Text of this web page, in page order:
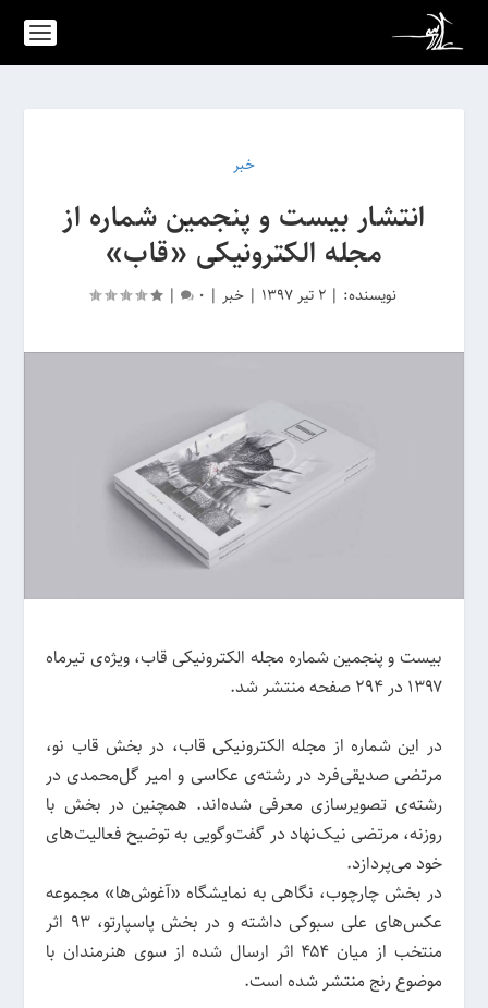
خبر
انتشار بیست و پنجمین شماره از
مجله الکترونیکی «قاب»
نویسنده: | 2 تیر 1397 | خبر |
0
|
بیست و پنجمین شماره مجله الکترونیکی قاب، ویژه‌ی تیرماه
۱۳۹۷ در ۲۹۴ صفحه منتشر شد.
در این شماره از مجله الکترونیکی قاب، در بخش قاب نو،
مرتضی صدیقی‌فرد در رشته‌ی عکاسی و امیر گل‌محمدی در
رشته‌ی تصویرسازی معرفی شده‌اند. همچنین در بخش با
روزنه، مرتضی نیک‌نهاد در گفت‌وگویی به توضیح فعالیت‌های
خود می‌پردازد.
در بخش چارچوب، نگاهی به نمایشگاه «آغوش‌ها» مجموعه
عکس‌های علی سبوکی داشته و در بخش پاسپارتو، ۹۳ اثر
منتخب از میان ۴۵۴ اثر ارسال شده از سوی هنرمندان با
موضوع رنج منتشر شده است.